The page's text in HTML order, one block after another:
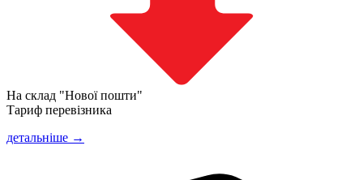
На склад "Нової пошти"
Тариф перевізника
детальніше →